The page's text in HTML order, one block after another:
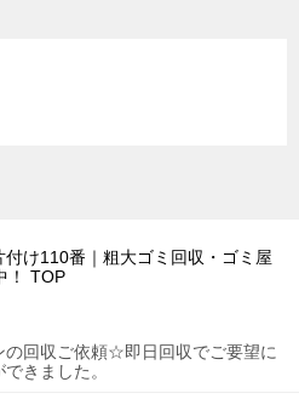
付け110番｜粗大ゴミ回収・ゴミ屋
TOP
の回収ご依頼☆即日回収でご要望に
きました。